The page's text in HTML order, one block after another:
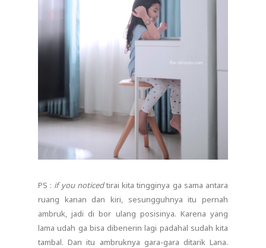
PS : if you noticedtirai kita tingginya ga sama antara
ruang kanan dan kiri, sesungguhnya itu pernah
ambruk, jadi di bor ulang posisinya. Karena yang
lama udah ga bisa dibenerin lagi padahal sudah kita
tambal. Dan itu ambruknya gara-gara ditarik Lana.